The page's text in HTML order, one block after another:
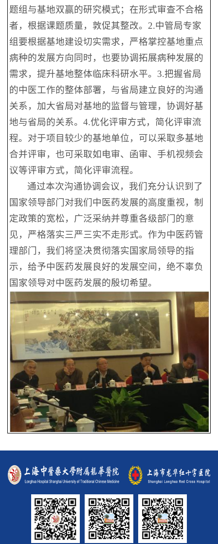
题组与基地双赢的研究模式；在形式审查不合格
者，根据课题质量，敦促其整改。2.中管局专家
组要根据基地建设切实需求，严格掌控基地重点
病种的发展方向同时，也要协调拓展病种发展的
需求，提升基地整体临床科研水平。3.把握省局
的中医工作的整体部署，与省局建立良好的沟通
关系，加大省局对基地的监督与管理，协调好基
地与省局的关系。4.优化评审方式，简化评审流
程。对于项目较少的基地单位，可以采取多基地
合并评审，也可采取如电审、函审、手机视频会
议等评审方式，简化评审流程。
通过本次沟通协调会议，我们充分认识到了
国家领导部门对我们中医药发展的高度重视，制
定政策的宽松，广泛采纳并尊重各级部门的意
见，严格落实三严三实不走形式。作为中医药管
理部门，我们将坚决贯彻落实国家局领导的指
示，给予中医药发展良好的发展空间，绝不辜负
国家领导对中医药发展的殷切希望。